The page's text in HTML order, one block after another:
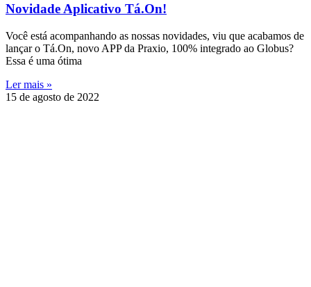
Novidade Aplicativo Tá.On!
Você está acompanhando as nossas novidades, viu que acabamos de
lançar o Tá.On, novo APP da Praxio, 100% integrado ao Globus?
Essa é uma ótima
Ler mais »
15 de agosto de 2022